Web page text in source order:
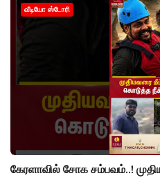
வீடியோ ஸ்டோரி
கேரளாவில் சோக சம்பவம்..!